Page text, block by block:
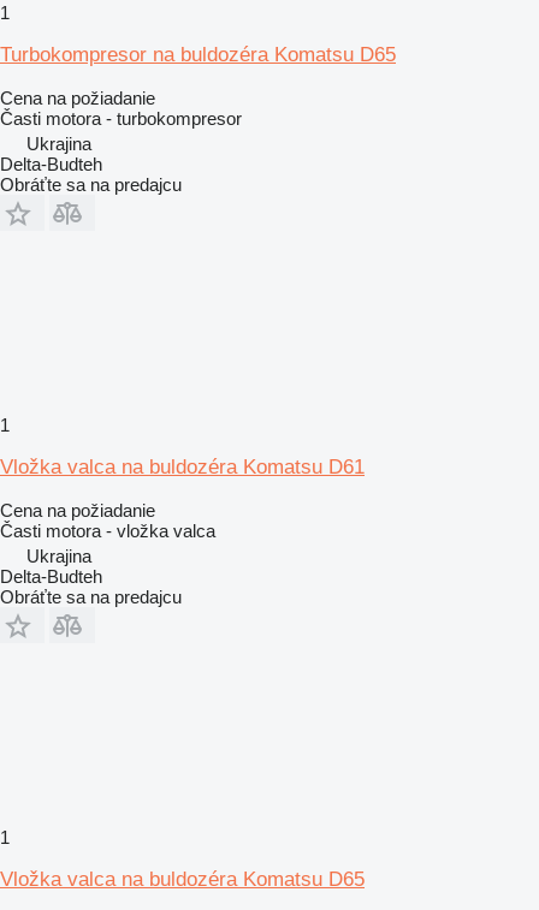
1
Turbokompresor na buldozéra Komatsu D65
Cena na požiadanie
Časti motora - turbokompresor
Ukrajina
Delta-Budteh
Obráťte sa na predajcu
1
Vložka valca na buldozéra Komatsu D61
Cena na požiadanie
Časti motora - vložka valca
Ukrajina
Delta-Budteh
Obráťte sa na predajcu
1
Vložka valca na buldozéra Komatsu D65